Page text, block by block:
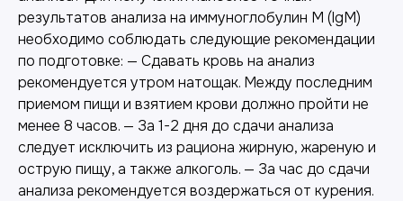
результатов анализа на иммуноглобулин M (IgM)
необходимо соблюдать следующие рекомендации
по подготовке: — Сдавать кровь на анализ
рекомендуется утром натощак. Между последним
приемом пищи и взятием крови должно пройти не
менее 8 часов. — За 1-2 дня до сдачи анализа
следует исключить из рациона жирную, жареную и
острую пищу, а также алкоголь. — За час до сдачи
анализа рекомендуется воздержаться от курения.